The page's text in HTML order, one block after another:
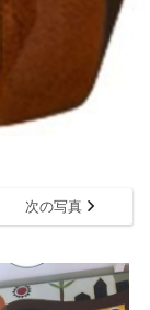
次の写真